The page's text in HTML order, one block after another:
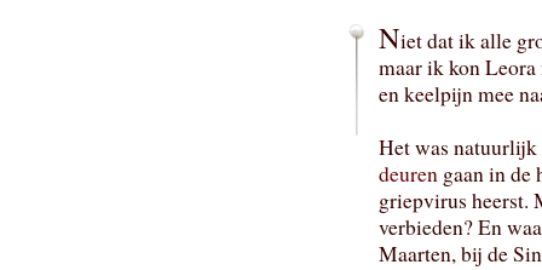
Niet dat ik alle
maar ik kon Leora
en keelpijn mee
Het was natuurlijk
deuren gaan in
griepvirus heerst.
verbieden? En
Maarten, bij de